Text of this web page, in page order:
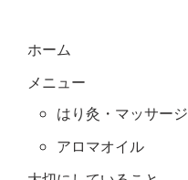
ホーム
メニュー
はり灸・マッサージ
アロマオイル